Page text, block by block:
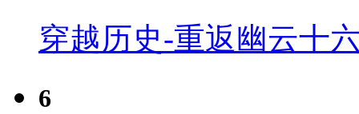
穿越历史-重返幽云十
6